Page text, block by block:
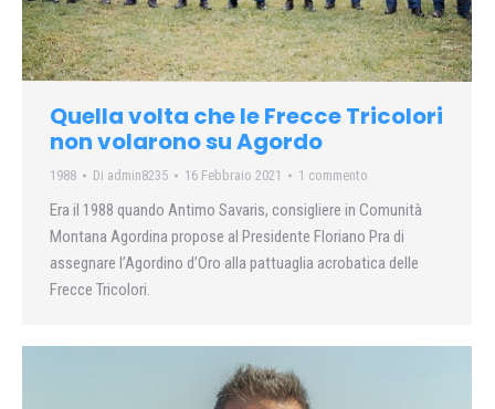
Quella volta che le Frecce Tricolori
non volarono su Agordo
1988 Di admin8235 16 Febbraio 2021 1 commento
Era il 1988 quando Antimo Savaris, consigliere in Comunità
Montana Agordina propose al Presidente Floriano Pra di
assegnare l’Agordino d’Oro alla pattuaglia acrobatica delle
Frecce Tricolori.